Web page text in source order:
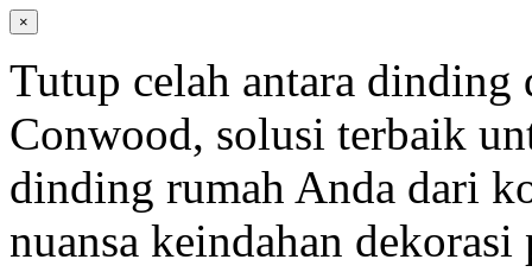
×
Tutup celah antara dinding
Conwood, solusi terbaik
dinding rumah Anda dari
nuansa keindahan